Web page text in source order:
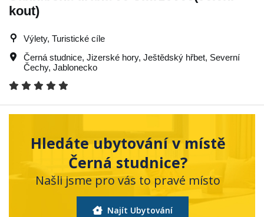
kout)
Výlety, Turistické cíle
Černá studnice, Jizerské hory, Ještědský hřbet, Severní
Čechy, Jablonecko
Hledáte ubytování v místě
Černá studnice?
Našli jsme pro vás to pravé místo
Najít Ubytování